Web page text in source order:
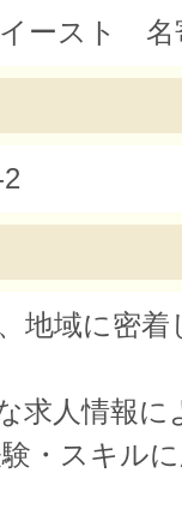
ースト 名
地域に密着
求人情報に
・スキル